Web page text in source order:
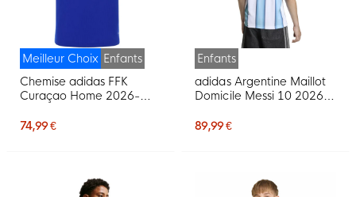
Meilleur Choix Enfants
Chemise adidas FFK
Curaçao Home 2026-
74,99 €
Enfants
adidas Argentine Maillot
Domicile Messi 10 2026-
89,99 €